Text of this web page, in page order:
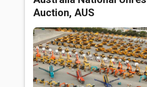
Auction, AUS